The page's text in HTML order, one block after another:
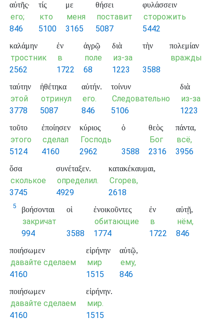
αὐτῆς·
его;
846
τίς
кто
5100
με
меня
3165
θήσει
поставит
5087
φυλάσσειν
сторожить
5442
καλάμην
тростник
2562
ἐν
в
1722
ἀγρῷ
поле
68
διὰ
из-за
1223
τὴν
3588
πολεμίαν
вражды
ταύτην
этой
3778
ἠθέτηκα
отринул
5087
αὐτήν.
его.
846
τοίνυν
Следовательно
5106
διὰ
из-за
1223
τοῦτο
этого
5124
ἐποίησεν
сделал
4160
κύριος
Господь
2962
ὁ
3588
θεὸς
Бог
2316
πάντα,
всё,
3956
ὅσα
сколькое
3745
συνέταξεν.
определил.
4929
κατακέκαυμαι,
Сгорев,
2618
5 βοήσονται
закричат
994
οἱ
3588
ἐνοικοῦντες
обитающие
1774
ἐν
в
1722
αὐτῇ,
нём,
846
ποιήσωμεν
давайте сделаем
4160
εἰρήνην
мир
1515
αὐτῷ,
ему,
846
ποιήσωμεν
давайте сделаем
4160
εἰρήνην.
мир.
1515